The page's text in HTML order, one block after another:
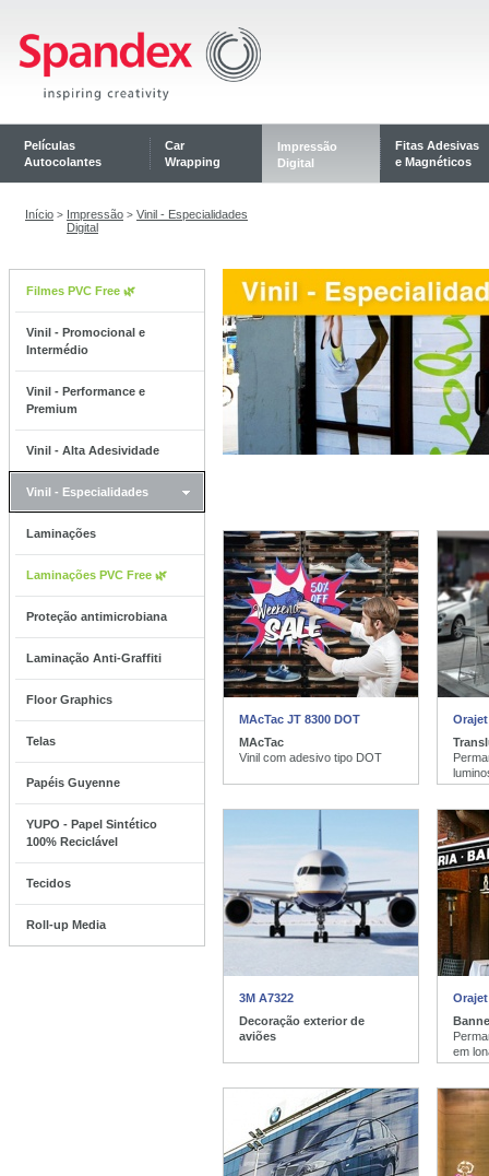
Películas
Autocolantes
Car
Wrapping
Impressão
Digital
Fitas Adesivas
e Magnéticos
Início > Impressão
Digital
> Vinil - Especialidades
Filmes PVC Free 🌿
Vinil - Promocional e
Intermédio
Vinil - Performance e
Premium
Vinil - Alta Adesividade
Vinil - Especialidades
Laminações
Laminações PVC Free 🌿
Proteção antimicrobiana
Laminação Anti-Graffiti
Floor Graphics
Telas
Papéis Guyenne
YUPO - Papel Sintético
100% Reciclável
Tecidos
Roll-up Media
MAcTac JT 8300 DOT
MAcTac
Vinil com adesivo tipo DOT
Orajet
3M A7322
Decoração exterior de
aviões
Orajet
em